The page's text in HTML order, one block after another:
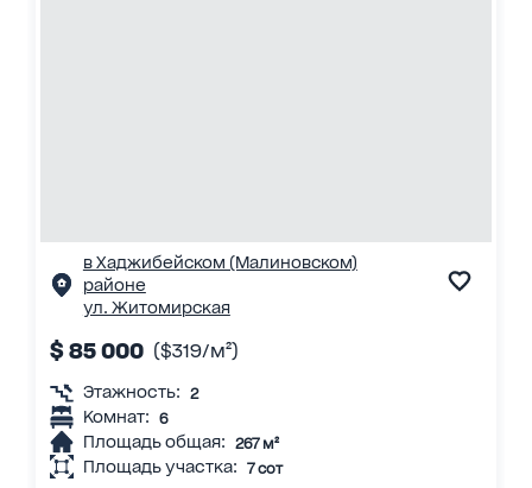
в Хаджибейском (Малиновском)
районе
ул. Житомирская
$ 85 000 ($319/м²)
Этажность: 2
Комнат: 6
Площадь общая: 267 м²
Площадь участка: 7 сот